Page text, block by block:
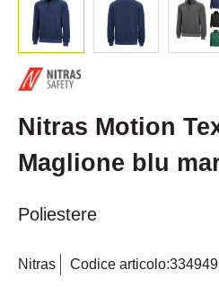
Nitras Motion
Maglione blu
Poliestere
Nitras Codice articolo: